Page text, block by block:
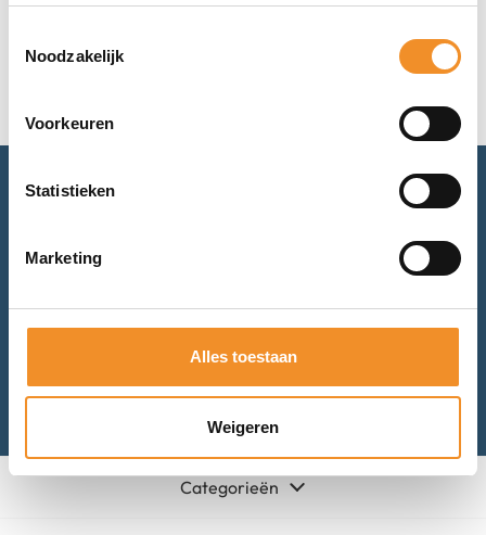
Noodzakelijk
Voorkeuren
Statistieken
Marketing
Alles toestaan
Weigeren
Toevoegen aan winkelwagen
Voor retourneren of garantie: mail ons.
Mail met ons
Categorieën